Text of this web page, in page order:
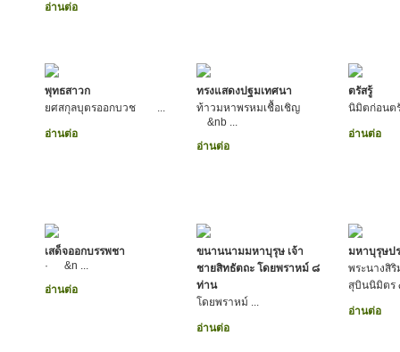
อ่านต่อ
พุทธสาวก
ยศสกุลบุตรออกบวช ...
อ่านต่อ
ทรงแสดงปฐมเทศนา
ท้าวมหาพรหมเชื้อเชิญ
&nb ...
อ่านต่อ
ตรัสรู้
นิมิตก่อน
อ่านต่อ
เสด็จออกบรรพชา
· &n ...
อ่านต่อ
ขนานนามมหาบุรุษ เจ้า
ชายสิทธัตถะ โดยพราหม์ ๘
ท่าน
โดยพราหม์ ...
อ่านต่อ
มหาบุรุษป
พระนางสิ
สุบินนิมิตร
อ่านต่อ